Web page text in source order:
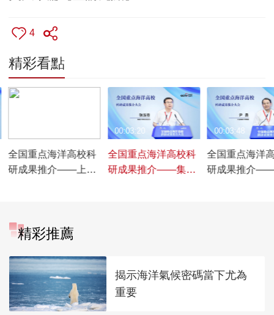
4
精彩看點
全国重点海洋高校科
研成果推介——上海
全国重点海洋高校科
研成果推介——集美
00:03:20
全国重点海洋
研成果推介
00:03:48
精彩推薦
揭示海洋氣候密碼當下尤為
重要